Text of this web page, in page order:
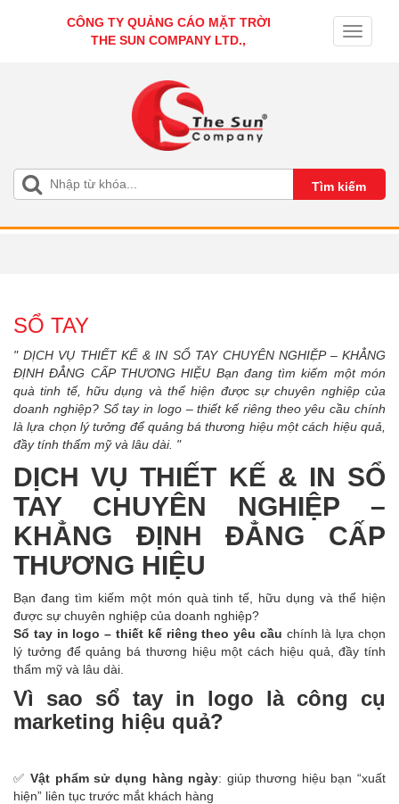
CÔNG TY QUẢNG CÁO MẶT TRỜI
THE SUN COMPANY LTD.,
Toggle
SỔ TAY
" DỊCH VỤ THIẾT KẾ & IN SỔ TAY CHUYÊN NGHIỆP – KHẲNG
ĐỊNH ĐẲNG CẤP THƯƠNG HIỆU Bạn đang tìm kiếm một món
quà tinh tế, hữu dụng và thể hiện được sự chuyên nghiệp của
doanh nghiệp? Sổ tay in logo – thiết kế riêng theo yêu cầu chính
là lựa chọn lý tưởng để quảng bá thương hiệu một cách hiệu quả,
đầy tính thẩm mỹ và lâu dài. "
DỊCH VỤ THIẾT KẾ & IN SỔ
TAY CHUYÊN NGHIỆP –
KHẲNG ĐỊNH ĐẲNG CẤP
THƯƠNG HIỆU
Bạn đang tìm kiếm một món quà tinh tế, hữu dụng và thể hiện
được sự chuyên nghiệp của doanh nghiệp?
Sổ tay in logo – thiết kế riêng theo yêu cầu chính là lựa chọn
lý tưởng để quảng bá thương hiệu một cách hiệu quả, đầy tính
thẩm mỹ và lâu dài.
Vì sao sổ tay in logo là công cụ
marketing hiệu quả?
✅Vật phẩm sử dụng hàng ngày: giúp thương hiệu bạn “xuất
hiện” liên tục trước mắt khách hàng